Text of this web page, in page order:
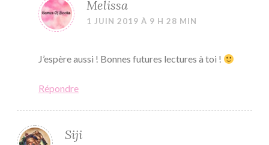
Melissa
1 JUIN 2019 À 9 H 28 MIN
J’espère aussi ! Bonnes futures lectures à toi !
Répondre
Siji